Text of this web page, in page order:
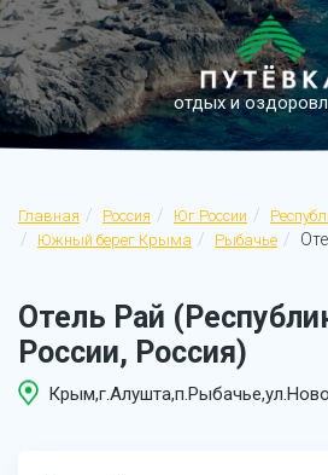
отдых и
Главная Россия Юг России
Южный берег Крыма
Рыбачье
Отель Рай
России, Россия)